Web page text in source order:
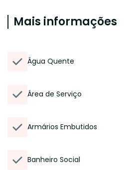
Mais informações
Água Quente
Área de Serviço
Armários Embutidos
Banheiro Social